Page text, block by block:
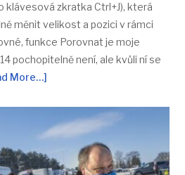
klávesová zkratka Ctrl+J), která
měnit velikost a pozici v rámci
funkce Porovnat je moje
pochopitelně není, ale kvůli ní se
More…]